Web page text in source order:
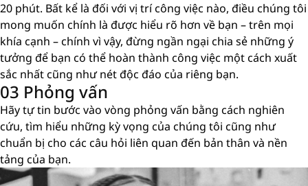
20 phút. Bất kể là đối với vị trí công việc nào, điều chúng tôi
mong muốn chính là được hiểu rõ hơn về bạn – trên mọi
khía cạnh – chính vì vậy, đừng ngần ngại chia sẻ những ý
tưởng để bạn có thể hoàn thành công việc một cách xuất
sắc nhất cũng như nét độc đáo của riêng bạn.
03 Phỏng vấn
Hãy tự tin bước vào vòng phỏng vấn bằng cách nghiên
cứu, tìm hiểu những kỳ vọng của chúng tôi cũng như
chuẩn bị cho các câu hỏi liên quan đến bản thân và nền
tảng của bạn.